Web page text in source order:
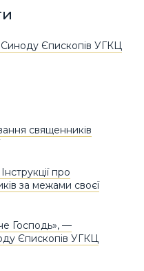
Єпископів УГКЦ
священників
про
за межами своєї
Господь», —
Єпископів УГКЦ